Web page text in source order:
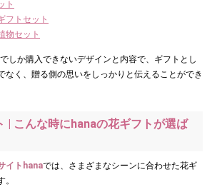
ト
フトセット
物セット
しか購入できないデザインと内容で、ギフトとし
なく、贈る側の思いをしっかりと伝えることができ
| こんな時にhanaの花ギフトが選ば
イトhanaでは、さまざまなシーンに合わせた花ギ